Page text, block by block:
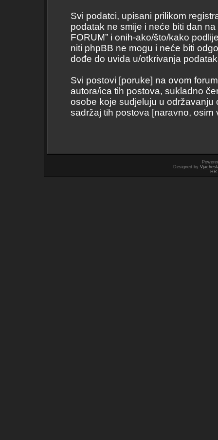
Svi podatci, upisani prilikom
podatak ne smije i neće biti dan
FORUM” i onih-ako/što/kako
niti phpBB ne mogu i neće biti
dođe do uvida u/otkrivanja
Svi postovi [poruke] na ovom
autora/ica tih postova, sukladno
osobe koje sudjeluju u
sadržaj tih postova [naravno, osim
Designed by